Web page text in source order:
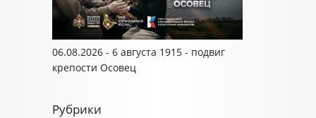
06.08.2026 - 6 августа 1915 - подвиг
крепости Осовец
Рубрики